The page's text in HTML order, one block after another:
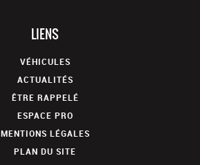
LIENS
VÉHICULES
ACTUALITÉS
ÊTRE RAPPELÉ
ESPACE PRO
MENTIONS LÉGALES
PLAN DU SITE